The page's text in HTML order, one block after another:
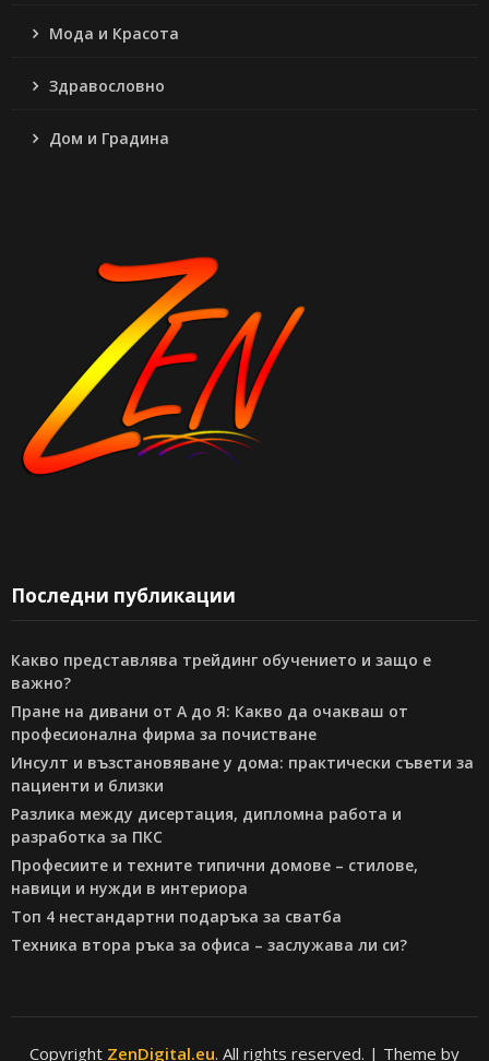
Мода и Красота
Здравословно
Дом и Градина
Последни публикации
Какво представлява трейдинг обучението и защо е
важно?
Пране на дивани от А до Я: Какво да очакваш от
професионална фирма за почистване
Инсулт и възстановяване у дома: практически съвети за
пациенти и близки
Разлика между дисертация, дипломна работа и
разработка за ПКС
Професиите и техните типични домове – стилове,
навици и нужди в интериора
Топ 4 нестандартни подаръка за сватба
Техника втора ръка за офиса – заслужава ли си?
Copyright ZenDigital.eu. All rights reserved. | Theme by